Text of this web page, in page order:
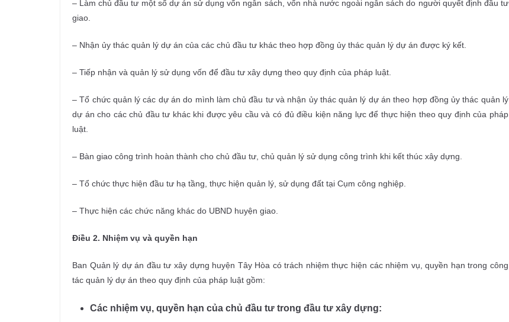
– Làm chủ đầu tư một số dự án sử dụng vốn ngân sách, vốn nhà nước ngoài ngân sách do người quyết định đầu tư
giao.
– Nhận ủy thác quản lý dự án của các chủ đầu tư khác theo hợp đồng ủy thác quản lý dự án được ký kết.
– Tiếp nhận và quản lý sử dụng vốn để đầu tư xây dựng theo quy định của pháp luật.
– Tổ chức quản lý các dự án do mình làm chủ đầu tư và nhận ủy thác quản lý dự án theo hợp đồng ủy thác quản lý
dự án cho các chủ đầu tư khác khi được yêu cầu và có đủ điều kiện năng lực để thực hiện theo quy định của pháp
luật.
– Bàn giao công trình hoàn thành cho chủ đầu tư, chủ quản lý sử dụng công trình khi kết thúc xây dựng.
– Tổ chức thực hiện đầu tư hạ tầng, thực hiện quản lý, sử dụng đất tại Cụm công nghiệp.
– Thực hiện các chức năng khác do UBND huyện giao.
Điều 2. Nhiệm vụ và quyền hạn
Ban Quản lý dự án đầu tư xây dựng huyện Tây Hòa có trách nhiệm thực hiện các nhiệm vụ, quyền hạn trong công
tác quản lý dự án theo quy định của pháp luật gồm:
Các nhiệm vụ, quyền hạn của chủ đầu tư trong đầu tư xây dựng: